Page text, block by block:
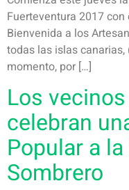
Fuerteventura 2017
Bienvenida a los
todas las islas
momento, por […]
Los
celebran
Popular a
Sombrero